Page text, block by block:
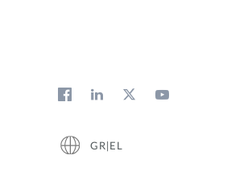
GR|EL